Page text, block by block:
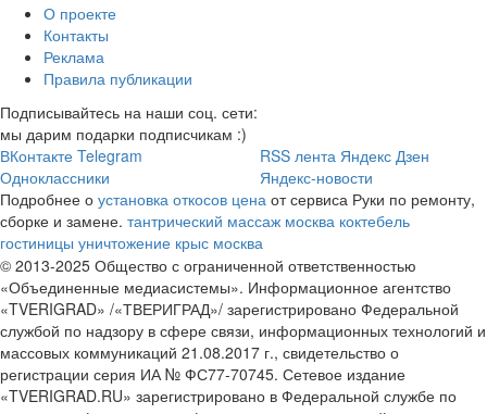
О проекте
Контакты
Реклама
Правила публикации
Подписывайтесь на наши соц. сети:
мы дарим подарки подписчикам :)
ВКонтакте Telegram
Одноклассники
RSS лента Яндекс Дзен
Яндекс-новости
Подробнее о установка откосов цена от сервиса Руки по ремонту,
сборке и замене. тантрический массаж москва коктебель
гостиницы уничтожение крыс москва
© 2013-2025 Общество с ограниченной ответственностью
«Объединенные медиасистемы». Информационное агентство
«TVERIGRAD» /«ТВЕРИГРАД»/ зарегистрировано Федеральной
службой по надзору в сфере связи, информационных технологий и
массовых коммуникаций 21.08.2017 г., свидетельство о
регистрации серия ИА № ФС77-70745. Сетевое издание
«TVERIGRAD.RU» зарегистрировано в Федеральной службе по